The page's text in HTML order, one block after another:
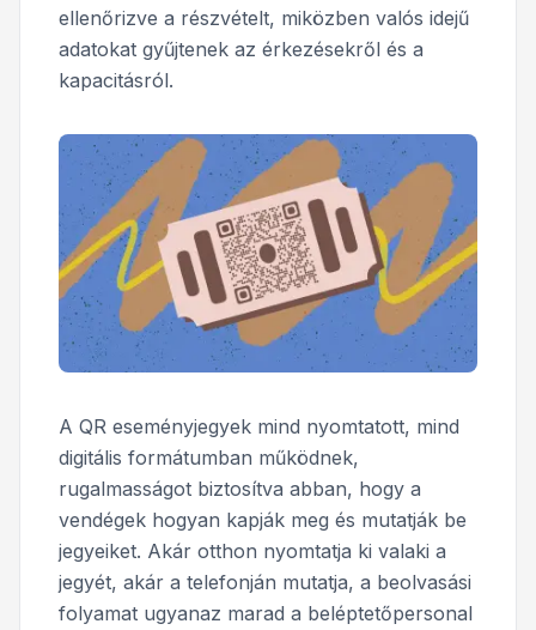
ellenőrizve a részvételt, miközben valós idejű
adatokat gyűjtenek az érkezésekről és a
kapacitásról.
A QR eseményjegyek mind nyomtatott, mind
digitális formátumban működnek,
rugalmasságot biztosítva abban, hogy a
vendégek hogyan kapják meg és mutatják be
jegyeiket. Akár otthon nyomtatja ki valaki a
jegyét, akár a telefonján mutatja, a beolvasási
folyamat ugyanaz marad a beléptetőpersonal